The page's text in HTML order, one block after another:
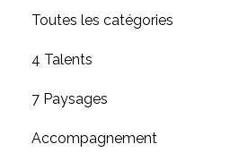
Toutes les catégories
4 Talents
7 Paysages
Accompagnement